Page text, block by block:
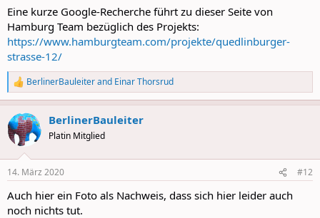
Eine kurze Google-Recherche führt zu dieser Seite von
Hamburg Team bezüglich des Projekts:
https://www.hamburgteam.com/projekte/quedlinburger-
strasse-12/
R
e
a
c
t
i
s
BerlinerBauleiterand Einar Thorsrud
BerlinerBauleiter
Platin Mitglied
14. März 2020 #12
Auch hier ein Foto als Nachweis, dass sich hier leider auch
noch nichts tut.